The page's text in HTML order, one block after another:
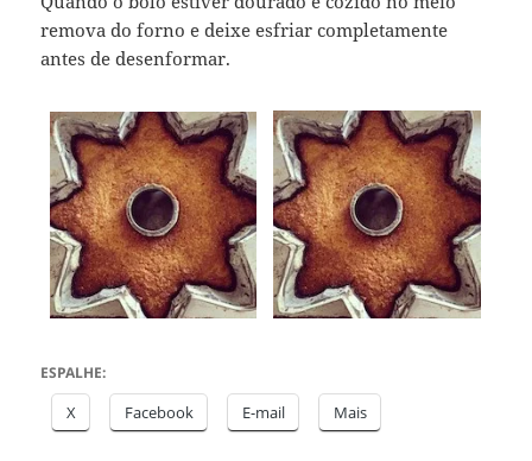
remova do forno e deixe esfriar completamente
antes de desenformar.
ESPALHE:
X Facebook E-mail Mais